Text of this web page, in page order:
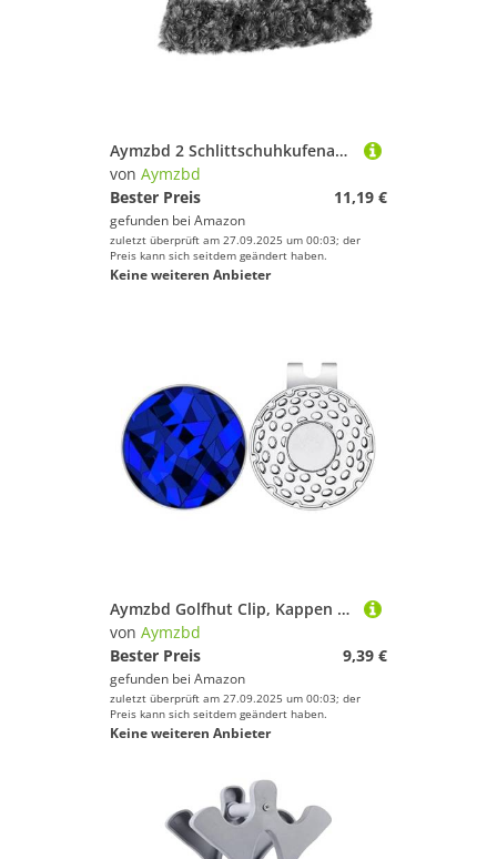
Aymzbd 2 Schlittschuhkufenabdeckungen, Eiskunstlauf Kufenschützer, L, Grau
von Aymzbd
Bester Preis
11,19 €
gefunden bei Amazon
zuletzt überprüft am 27.09.2025 um 00:03; der
Preis kann sich seitdem geändert haben.
Keine weiteren Anbieter
Aymzbd Golfhut Clip, Kappen Clip, Tragbarer Dekorativer Golf Zubehör Ballmarkerhalter Aus Legierung für Damen, Herren, Geschenk, Königsblau
von Aymzbd
Bester Preis
9,39 €
gefunden bei Amazon
zuletzt überprüft am 27.09.2025 um 00:03; der
Preis kann sich seitdem geändert haben.
Keine weiteren Anbieter